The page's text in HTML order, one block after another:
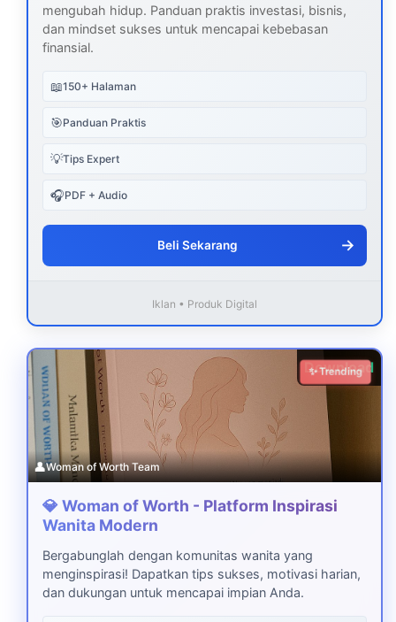
mengubah hidup. Panduan praktis investasi, bisnis,
dan mindset sukses untuk mencapai kebebasan
finansial.
📖150+ Halaman
🎯Panduan Praktis
💡Tips Expert
🎧PDF + Audio
Beli Sekarang →
Iklan • Produk Digital
Download
✨ Trending
👤Woman of Worth Team
💎 Woman of Worth - Platform Inspirasi
Wanita Modern
Bergabunglah dengan komunitas wanita yang
menginspirasi! Dapatkan tips sukses, motivasi harian,
dan dukungan untuk mencapai impian Anda.